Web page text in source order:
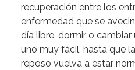
recuperación entre los
enfermedad que se
día libre, dormir o
uno muy fácil, hasta que
reposo vuelva a estar